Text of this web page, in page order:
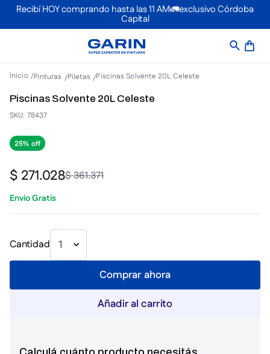
Recibí HOY comprando hasta las 11 AM🚛exclusivo Córdoba
Capital
Pinturas Piletas Piscinas Solvente 20L Celeste
Piscinas Solvente 20L Celeste
SKU: 78437
25%
$361.371
$ 271.028
Envio Gratis
Cantidad 1
Comprar ahora
Añadir al carrito